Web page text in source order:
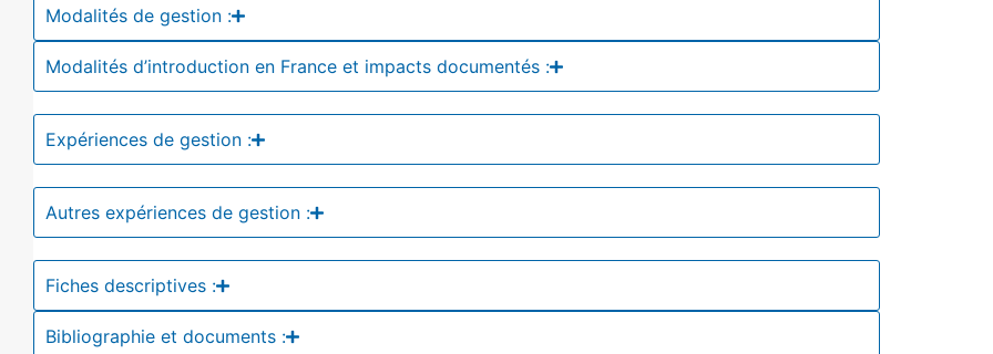
Modalités de gestion :
Modalités d’introduction en France et impacts documentés :
Expériences de gestion :
Autres expériences de gestion :
Fiches descriptives :
Bibliographie et documents :